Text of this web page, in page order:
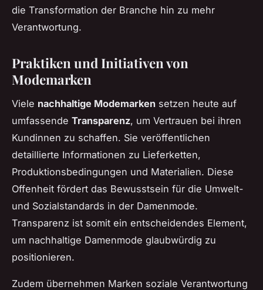
die Transformation der Branche hin zu mehr
Verantwortung.
Praktiken und Initiativen von
Modemarken
Viele nachhaltige Modemarken setzen heute auf
umfassende Transparenz, um Vertrauen bei ihren
Kundinnen zu schaffen. Sie veröffentlichen
detaillierte Informationen zu Lieferketten,
Produktionsbedingungen und Materialien. Diese
Offenheit fördert das Bewusstsein für die Umwelt-
und Sozialstandards in der Damenmode.
Transparenz ist somit ein entscheidendes Element,
um nachhaltige Damenmode glaubwürdig zu
positionieren.
Zudem übernehmen Marken soziale Verantwortung